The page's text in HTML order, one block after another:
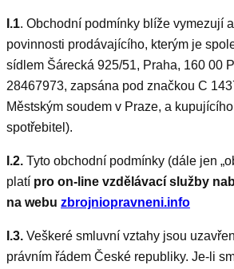
I.1. Obchodní podmínky blíže vymezují
povinnosti prodávajícího, kterým je
sídlem Šárecká 925/51, Praha, 160 00
28467973, zapsána pod značkou C
Městským soudem v Praze, a
spotřebitel).
I.2. Tyto obchodní podmínky (dále jen
platí pro on-line vzdělávací služby
na webu zbrojniopravneni.info
I.3. Veškeré smluvní vztahy jsou
právním řádem České republiky. Je-li